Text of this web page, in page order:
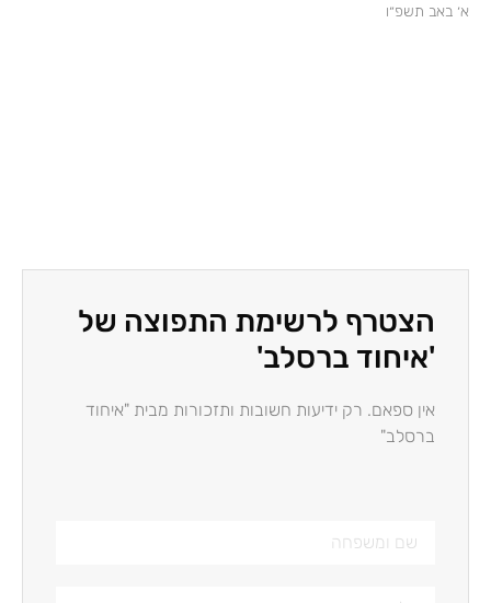
א׳ באב תשפ״ו
הצטרף לרשימת התפוצה של
'איחוד ברסלב'
אין ספאם. רק ידיעות חשובות ותזכורות מבית "איחוד
ברסלב"